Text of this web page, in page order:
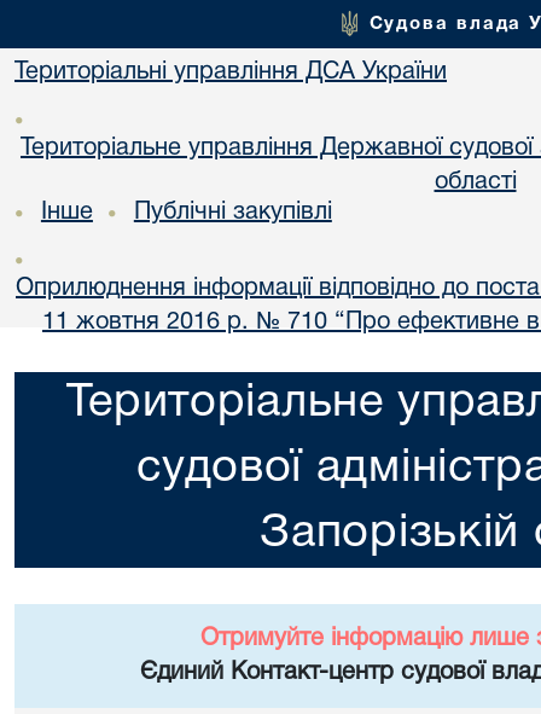
Судова влада
Територіальні управління ДСА України
•
Територіальне управління Державної судової
області
• Інше • Публічні закупівлі
•
Оприлюднення інформації відповідно до
11 жовтня 2016 р. № 710 “Про ефективне
Територіальне
судової
Запорізькій
Отримуйте інформацію лише
Єдиний Контакт-центр судової